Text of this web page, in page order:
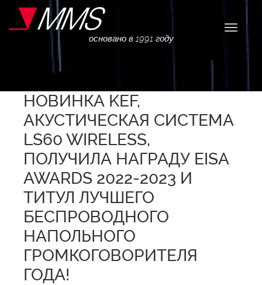
основано в 1991 году
НОВИНКА KEF,
АКУСТИЧЕСКАЯ СИСТЕМА
LS60 WIRELESS,
ПОЛУЧИЛА НАГРАДУ EISA
AWARDS 2022-2023 И
ТИТУЛ ЛУЧШЕГО
БЕСПРОВОДНОГО
НАПОЛЬНОГО
ГРОМКОГОВОРИТЕЛЯ
ГОДА!